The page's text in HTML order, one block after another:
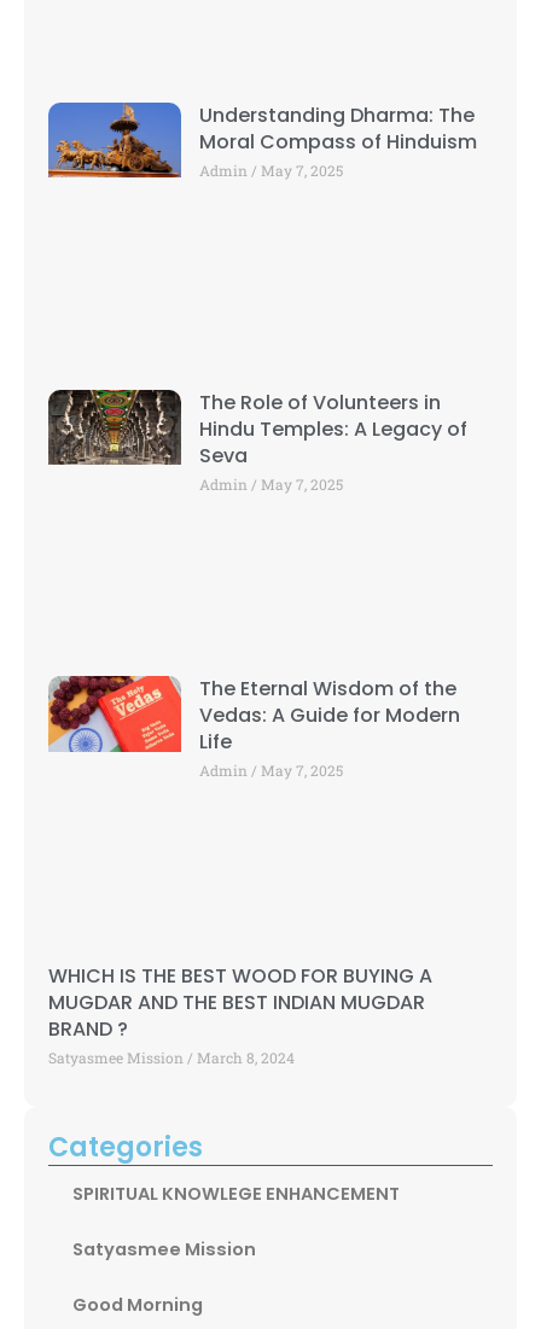
Understanding Dharma: The
Moral Compass of Hinduism
Admin May 7, 2025
The Role of Volunteers in
Hindu Temples: A Legacy of
Seva
Admin May 7, 2025
The Eternal Wisdom of the
Vedas: A Guide for Modern
Life
Admin May 7, 2025
WHICH IS THE BEST WOOD FOR BUYING A
MUGDAR AND THE BEST INDIAN MUGDAR
BRAND ?
Satyasmee Mission March 8, 2024
Categories
SPIRITUAL KNOWLEGE ENHANCEMENT
Satyasmee Mission
Good Morning